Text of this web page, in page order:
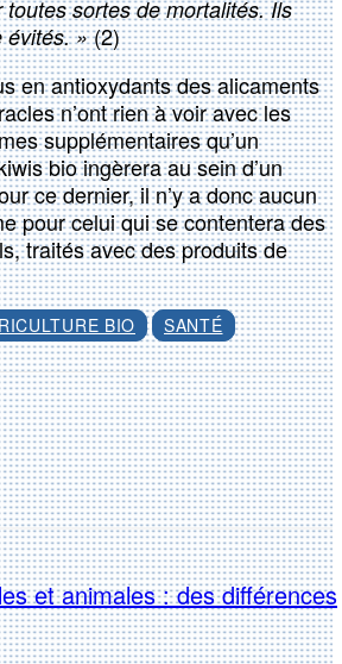
sortes de mortalités. Ils
évités. »(2)
en antioxydants des alicaments
n’ont rien à voir avec les
supplémentaires qu’un
bio ingèrera au sein d’un
ce dernier, il n’y a donc aucun
pour celui qui se contentera des
traités avec des produits de
BIO SANTÉ
X
et animales : des différences